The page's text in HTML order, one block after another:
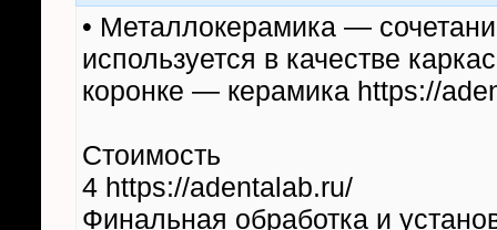
• Металлокерамика —
используется в качестве
коронке — керамика https://
Стоимость
4 https://adentalab.ru/
Финальная обработка и